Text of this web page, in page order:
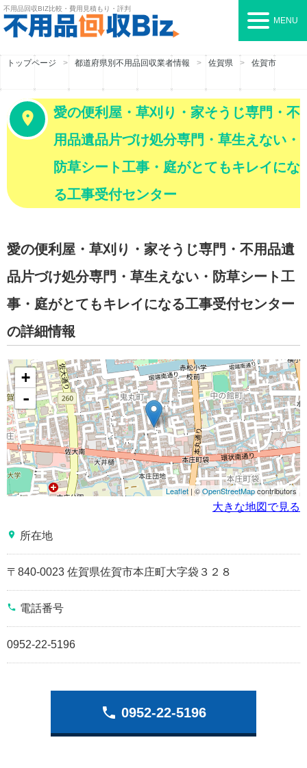
不用品回収BIZ比較・費用見積もり・評判
MENU
トップページ 都道府県別不用品回収業者情報 佐賀県 佐賀市
愛の便利屋・草刈り・家そうじ専門・不
用品遺品片づけ処分専門・草生えない・
防草シート工事・庭がとてもキレイにな
る工事受付センター
愛の便利屋・草刈り・家そうじ専門・不用品遺
品片づけ処分専門・草生えない・防草シート工
事・庭がとてもキレイになる工事受付センター
の詳細情報
+
-
Leaflet| ©OpenStreetMapcontributors
大きな地図で見る
place 所在地
〒840-0023 佐賀県佐賀市本庄町大字袋３２８
phone 電話番号
0952-22-5196
phone 0952-22-5196